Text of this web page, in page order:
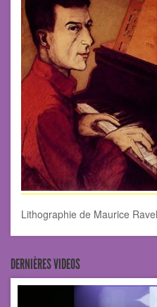
Lithographie de Maurice
DERNIÈRES VIDEOS